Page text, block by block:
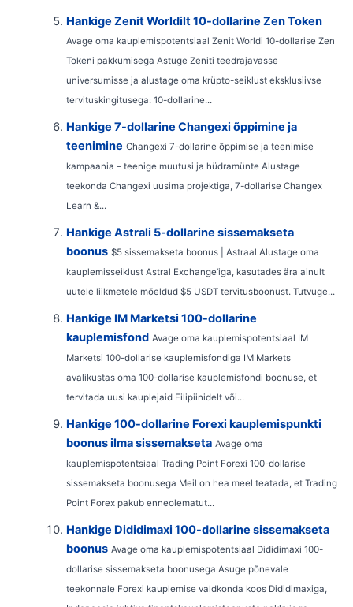
Hankige Zenit Worldilt 10-dollarine Zen Token
Avage oma kauplemispotentsiaal Zenit Worldi 10-dollarise Zen
Tokeni pakkumisega Astuge Zeniti teedrajavasse
universumisse ja alustage oma krüpto-seiklust eksklusiivse
tervituskingitusega: 10-dollarine...
Hankige 7-dollarine Changexi õppimine ja
teenimine Changexi 7-dollarine õppimise ja teenimise
kampaania – teenige muutusi ja hüdramünte Alustage
teekonda Changexi uusima projektiga, 7-dollarise Changex
Learn &...
Hankige Astrali 5-dollarine sissemakseta
boonus $5 sissemakseta boonus | Astraal Alustage oma
kauplemisseiklust Astral Exchange’iga, kasutades ära ainult
uutele liikmetele mõeldud $5 USDT tervitusboonust. Tutvuge...
Hankige IM Marketsi 100-dollarine
kauplemisfond Avage oma kauplemispotentsiaal IM
Marketsi 100-dollarise kauplemisfondiga IM Markets
avalikustas oma 100-dollarise kauplemisfondi boonuse, et
tervitada uusi kauplejaid Filipiinidelt või...
Hankige 100-dollarine Forexi kauplemispunkti
boonus ilma sissemakseta Avage oma
kauplemispotentsiaal Trading Point Forexi 100-dollarise
sissemakseta boonusega Meil on hea meel teatada, et Trading
Point Forex pakub enneolematut...
Hankige Dididimaxi 100-dollarine sissemakseta
boonus Avage oma kauplemispotentsiaal Dididimaxi 100-
dollarise sissemakseta boonusega Asuge põnevale
teekonnale Forexi kauplemise valdkonda koos Dididimaxiga,